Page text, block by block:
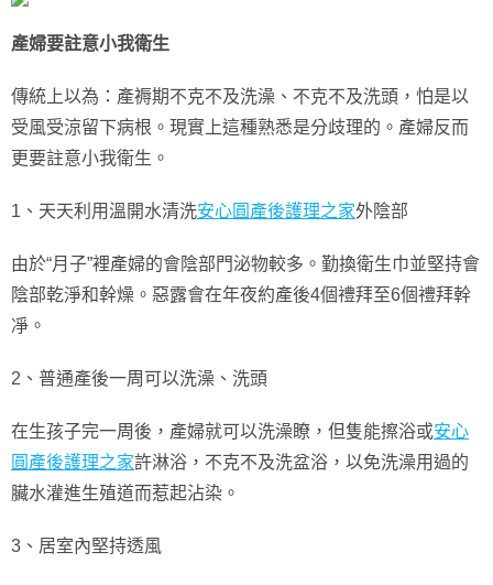
產婦要註意小我衛生
傳統上以為：產褥期不克不及洗澡、不克不及洗頭，怕是以
受風受涼留下病根。現實上這種熟悉是分歧理的。產婦反而
更要註意小我衛生。
1、天天利用溫開水清洗安心圓產後護理之家外陰部
由於“月子”裡產婦的會陰部門泌物較多。勤換衛生巾並堅持會
陰部乾淨和幹燥。惡露會在年夜約產後4個禮拜至6個禮拜幹
凈。
2、普通產後一周可以洗澡、洗頭
在生孩子完一周後，產婦就可以洗澡瞭，但隻能擦浴或安心
圓產後護理之家許淋浴，不克不及洗盆浴，以免洗澡用過的
臟水灌進生殖道而惹起沾染。
3、居室內堅持透風